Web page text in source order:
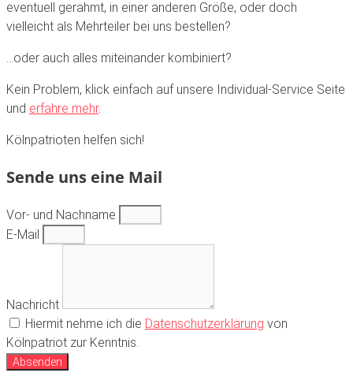
eventuell gerahmt, in einer anderen Größe, oder doch
vielleicht als Mehrteiler bei uns bestellen?
…oder auch alles miteinander kombiniert?
Kein Problem, klick einfach auf unsere Individual-Service Seite
und erfahre mehr.
Kölnpatrioten helfen sich!
Sende uns eine Mail
Vor- und Nachname
E-Mail
Nachricht
Hiermit nehme ich die Datenschutzerklärung von
Kölnpatriot zur Kenntnis.
Absenden